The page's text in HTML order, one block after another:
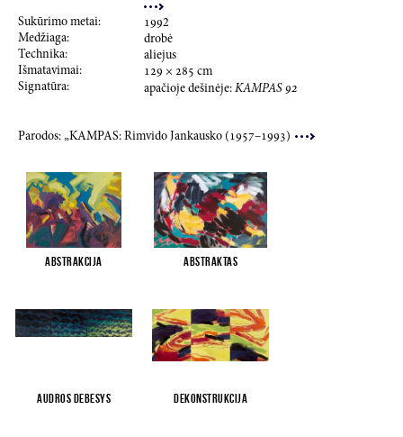
Sukūrimo metai: 1992
Medžiaga:
drobė
Technika:
aliejus
Išmatavimai:
129 × 285 cm
Signatūra:
apačioje dešinėje: KAMPAS 92
Parodos: „KAMPAS: Rimvido Jankausko (1957–1993)
Abstrakcija Abstraktas
Audros debesys Dekonstrukcija